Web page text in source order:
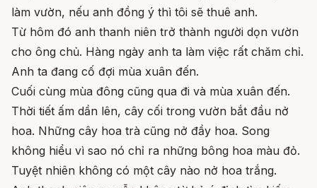
làm vườn, nếu anh đồng ý thì tôi sẽ thuê anh.
Từ hôm đó anh thanh niên trở thành người dọn vườn
cho ông chủ. Hàng ngày anh ta làm việc rất chăm chỉ.
Anh ta đang cố đợi mùa xuân đến.
Cuối cùng mùa đông cũng qua đi và mùa xuân đến.
Thời tiết ấm dần lên, cây cối trong vườn bắt đầu nở
hoa. Những cây hoa trà cũng nở đầy hoa. Song
không hiểu vì sao nó chỉ ra những bông hoa màu đỏ.
Tuyệt nhiên không có một cây nào nở hoa trắng.